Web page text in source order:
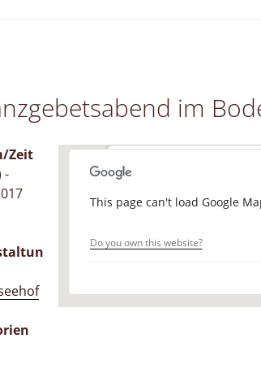
im
Bodenseehof
Ziegelstr. 15 -
This page can't load Google
Do you own this website?
Zeit
-